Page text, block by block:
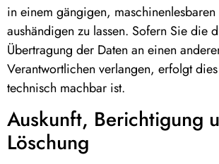
in einem gängigen, maschinenlesbaren
aushändigen zu lassen. Sofern Sie die
Übertragung der Daten an einen
Verantwortlichen verlangen, erfolgt
technisch machbar ist.
Auskunft, Berichtigung
Löschung